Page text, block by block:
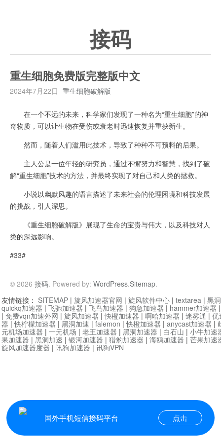
接码
重生细胞免费版完整版中文
2024年7月22日 重生细胞破解版
在一个不远的未来，科学家们发现了一种名为“重生细胞”的神
奇物质，可以让生物在受伤或衰老时迅速恢复并重获新生。
然而，随着人们滥用此技术，导致了种种不可预料的后果。
主人公是一位年轻的研究员，通过不懈努力和智慧，找到了破
解“重生细胞”技术的方法，并最终实现了对自己和人类的拯救。
小说以幽默风趣的语言描述了未来社会的伦理困境和科技发展
的挑战，引人深思。
《重生细胞破解版》展现了生命的宝贵与伟大，以及科技对人
类的深远影响。
#33#
© 2026 接码. Powered by: WordPress.Sitemap.
国外手机短信接码平台 点击
友情链接： SITEMAP | 旋风加速器官网 | 旋风软件中心 | textarea | 黑
quickq加速器 | 飞驰加速器 | 飞鸟加速器 | 狗急加速器 | hammer加速器
| 免费vqn加速外网 | 旋风加速器 |快橙加速器 | 啊哈加速器 | 迷雾通 | 优
器 |快柠檬加速器 | 黑洞加速 | falemon |快橙加速器 | anycast加速器 |
元机场加速器 | 一元机场 | 老王加速器 | 黑洞加速器 | 白石山 | 小牛加速
果加速器 | 黑洞加速 | 银河加速器 | 猎豹加速器 | 海鸥加速器 | 芒果加速
旋风加速器度器 | 讯狗加速器 | 讯狗VPN